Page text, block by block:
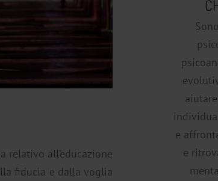
relativo all’educazione
fiducia e dalla voglia
e
e